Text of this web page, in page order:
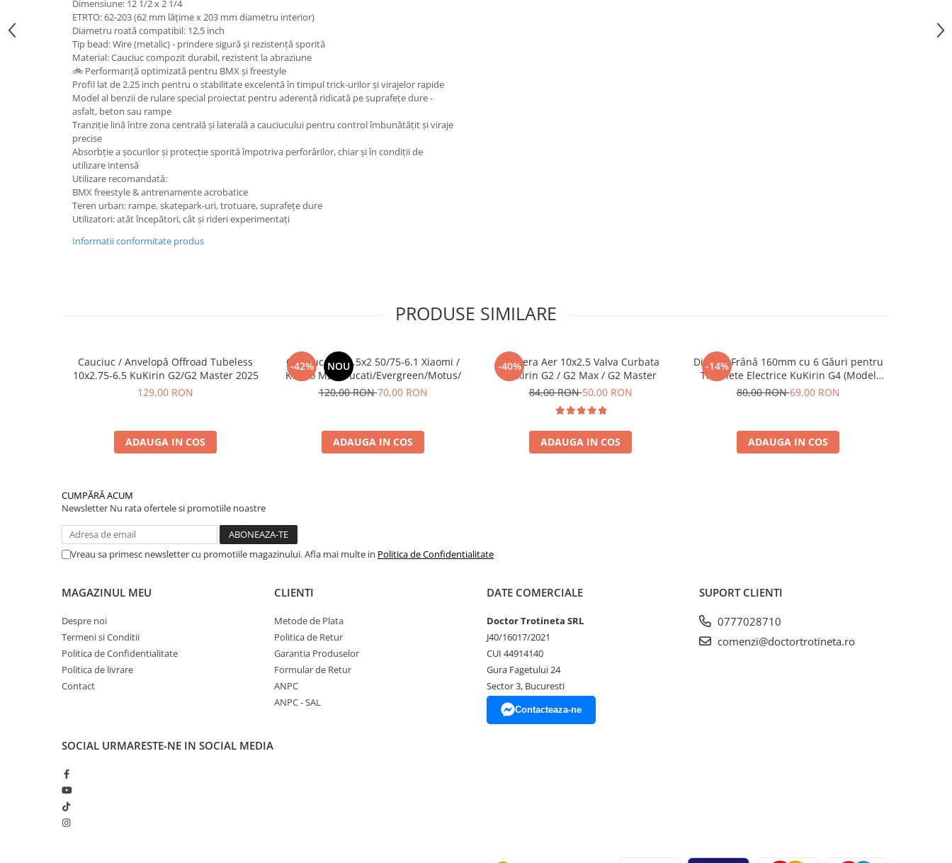
Cauciuc tubeless cu GEL antipană
Accesorii
Trotinete electrice
Biciclete Electrice
Anvelope moto
Camere moto
Anvelope ATV
Cauciucuri bicicleta
Anvelope și Camere Utilaje
https://www.doctortrotineta.ro/plata-
forceOriginalForEdit=1&preview=00681
Dimensiune: 12 1/2 x 2 1/4
ETRTO: 62-203 (62 mm lățime x 203 mm diametru interior)
Diametru roată compatibil: 12,5 inch
Tip bead: Wire (metalic) - prindere sigură și rezistență sporită
Material: Cauciuc compozit durabil, rezistent la abraziune
🚲 Performanță optimizată pentru BMX și freestyle
Profil lat de 2.25 inch pentru o stabilitate excelentă în timpul trick-urilor și virajelor rapide
Model al benzii de rulare special proiectat pentru aderență ridicată pe suprafețe dure -
asfalt, beton sau rampe
Tranziție lină între zona centrală și laterală a cauciucului pentru control îmbunătățit și viraje
precise
Absorbție a șocurilor și protecție sporită împotriva perforărilor, chiar și în condiții de
utilizare intensă
Utilizare recomandată:
BMX freestyle & antrenamente acrobatice
Teren urban: rampe, skatepark-uri, trotuare, suprafețe dure
Utilizatori: atât începători, cât și rideri experimentați
Informatii conformitate produs
PRODUSE SIMILARE
Cauciuc / Anvelopă Offroad Tubeless
10x2.75-6.5 KuKirin G2/G2 Master 2025
129,00 RON
ADAUGA IN COS
-42% NOU
Cauciuc Plin 8.5x2 50/75-6.1 Xiaomi /
Kugoo M2 / Ducati/Evergreen/Motus/
120,00 RON70,00 RON
ADAUGA IN COS
-40%
Camera Aer 10x2.5 Valva Curbata
Kukirin G2 / G2 Max / G2 Master
84,00 RON50,00 RON
ADAUGA IN COS
-14%
Disc de Frână 160mm cu 6 Găuri pentru
Trotinete Electrice KuKirin G4 (Model
2025) și KuKirin G2 – Performanță
80,00 RON69,00 RON
ADAUGA IN COS
CUMPĂRĂ ACUM
Newsletter Nu rata ofertele si promotiile noastre
Vreau sa primesc newsletter cu promotiile magazinului. Afla mai multe in Politica de Confidentialitate
MAGAZINUL MEU
Despre noi
Termeni si Conditii
Politica de Confidentialitate
Politica de livrare
Contact
CLIENTI
Metode de Plata
Politica de Retur
Garantia Produselor
Formular de Retur
ANPC
ANPC - SAL
DATE COMERCIALE
Doctor Trotineta SRL
J40/16017/2021
CUI 44914140
Gura Fagetului 24
Sector 3, Bucuresti
Contacteaza-ne
SUPORT CLIENTI
0777028710
comenzi@doctortrotineta.ro
SOCIAL URMARESTE-NE IN SOCIAL MEDIA